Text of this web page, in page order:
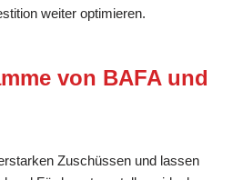
weiter optimieren.
von BAFA und
Zuschüssen und lassen